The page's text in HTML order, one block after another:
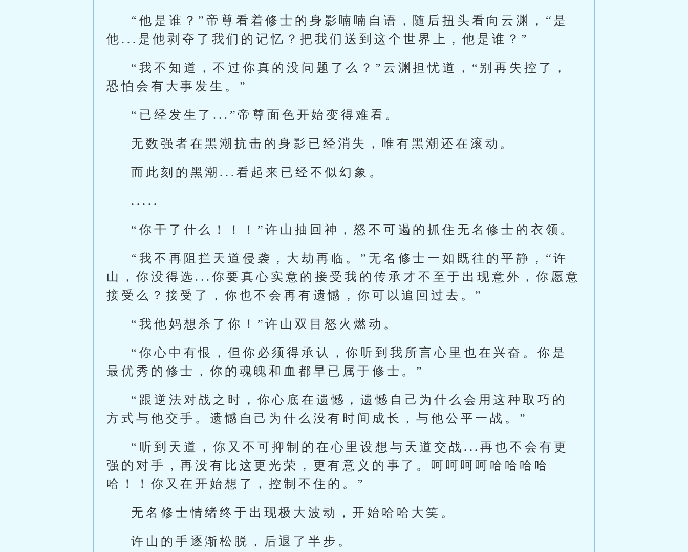
“他是谁？”帝尊看着修士的身影喃喃自语，随后扭头看向云渊，“是
他...是他剥夺了我们的记忆？把我们送到这个世界上，他是谁？”
“我不知道，不过你真的没问题了么？”云渊担忧道，“别再失控了，
恐怕会有大事发生。”
“已经发生了...”帝尊面色开始变得难看。
无数强者在黑潮抗击的身影已经消失，唯有黑潮还在滚动。
而此刻的黑潮...看起来已经不似幻象。
.....
“你干了什么！！！”许山抽回神，怒不可遏的抓住无名修士的衣领。
“我不再阻拦天道侵袭，大劫再临。”无名修士一如既往的平静，“许
山，你没得选...你要真心实意的接受我的传承才不至于出现意外，你愿意
接受么？接受了，你也不会再有遗憾，你可以追回过去。”
“我他妈想杀了你！”许山双目怒火燃动。
“你心中有恨，但你必须得承认，你听到我所言心里也在兴奋。你是
最优秀的修士，你的魂魄和血都早已属于修士。”
“跟逆法对战之时，你心底在遗憾，遗憾自己为什么会用这种取巧的
方式与他交手。遗憾自己为什么没有时间成长，与他公平一战。”
“听到天道，你又不可抑制的在心里设想与天道交战...再也不会有更
强的对手，再没有比这更光荣，更有意义的事了。呵呵呵呵哈哈哈哈
哈！！你又在开始想了，控制不住的。”
无名修士情绪终于出现极大波动，开始哈哈大笑。
许山的手逐渐松脱，后退了半步。